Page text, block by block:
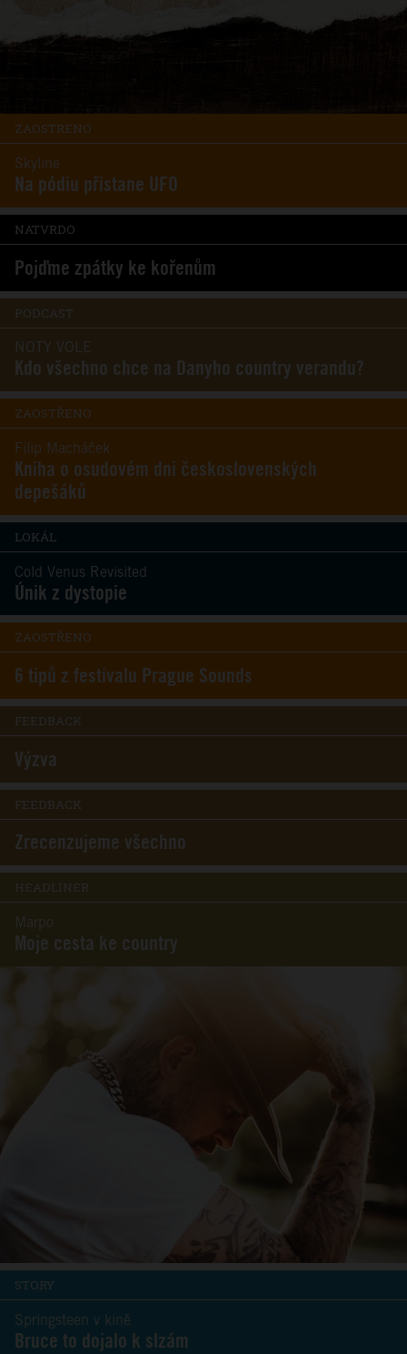
ZAOSTRENO
Skyline
Na pódiu přistane UFO
NATVRDO
Pojďme zpátky ke kořenům
PODCAST
NOTY VOLE
Kdo všechno chce na Danyho country verandu?
ZAOSTŘENO
Filip Macháček
Kniha o osudovém dni československých
depešáků
LOKÁL
Cold Venus Revisited
Únik z dystopie
ZAOSTŘENO
6 tipů z festivalu Prague Sounds
FEEDBACK
Výzva
FEEDBACK
Zrecenzujeme všechno
HEADLINER
Marpo
Moje cesta ke country
STORY
Springsteen v kině
Bruce to dojalo k slzám